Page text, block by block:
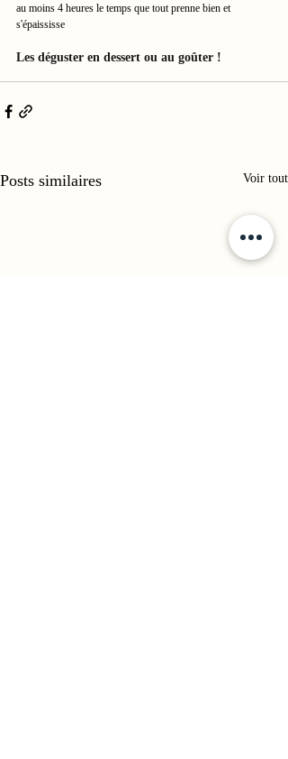
au moins 4 heures le temps que tout prenne bien et
s'épaississe
Les déguster en dessert ou au goûter !
Posts similaires Voir tout